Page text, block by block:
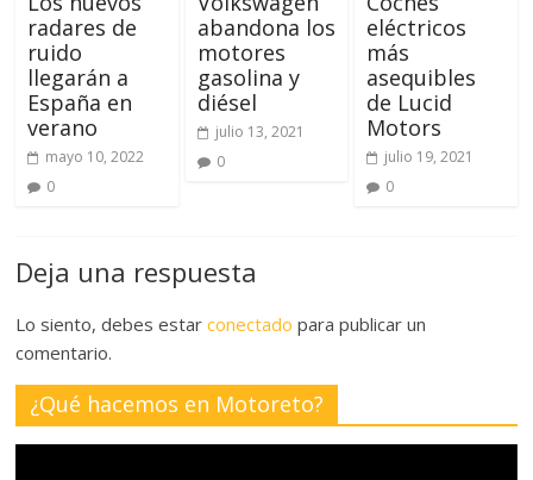
radares de
ruido
llegarán a
España en
verano
mayo 10, 2022
0
abandona los
motores
gasolina y
diésel
julio 13, 2021
0
eléctricos
más
asequibles
de Lucid
Motors
julio 19, 2021
0
Deja una respuesta
Lo siento, debes estarconectado para publicar un
comentario.
¿Qué hacemos en Motoreto?